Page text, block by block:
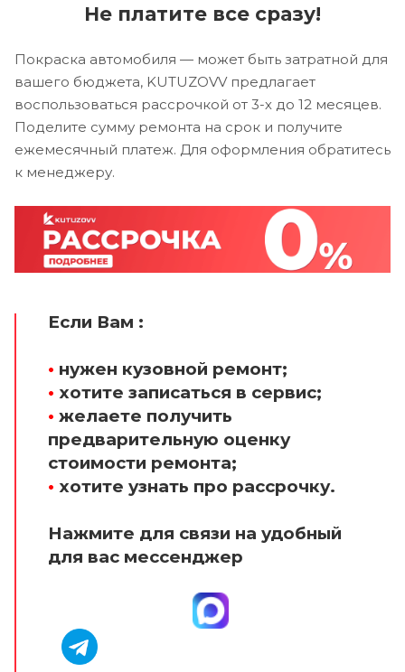
Не платите все сразу!
Покраска автомобиля — может быть затратной для
вашего бюджета, KUTUZOVV предлагает
воспользоваться рассрочкой от 3-х до 12 месяцев.
Поделите сумму ремонта на срок и получите
ежемесячный платеж. Для оформления обратитесь
к менеджеру.
Если Вам :
• нужен кузовной ремонт;
• хотите записаться в сервис;
• желаете получить
предварительную оценку
стоимости ремонта;
• хотите узнать про рассрочку.
Нажмите для связи на удобный
для вас мессенджер